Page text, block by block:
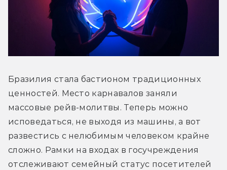
Бразилия стала бастионом традиционных
ценностей. Место карнавалов заняли
массовые рейв-молитвы. Теперь можно
исповедаться, не выходя из машины, а вот
развестись с нелюбимым человеком крайне
сложно. Рамки на входах в госучреждения
отслеживают семейный статус посетителей